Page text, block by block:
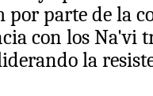
parte de la
con los Na'vi
la